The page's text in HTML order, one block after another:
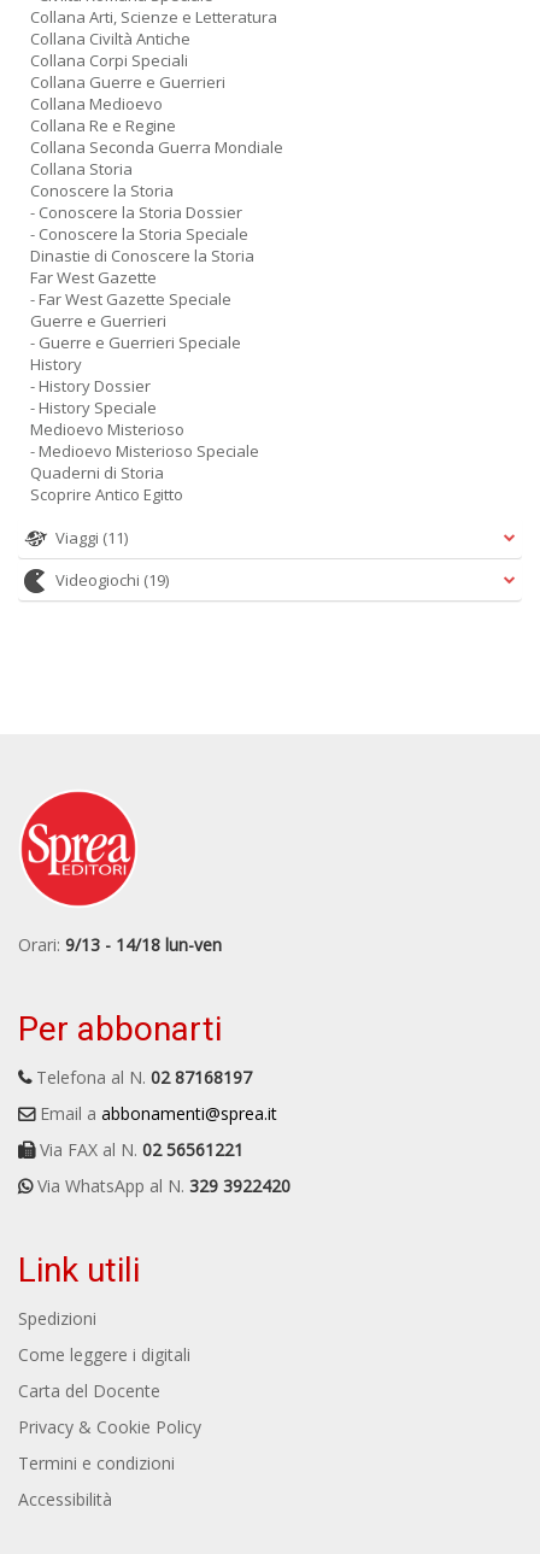
Collana Arti, Scienze e Letteratura
Collana Civiltà Antiche
Collana Corpi Speciali
Collana Guerre e Guerrieri
Collana Medioevo
Collana Re e Regine
Collana Seconda Guerra Mondiale
Collana Storia
Conoscere la Storia
- Conoscere la Storia Dossier
- Conoscere la Storia Speciale
Dinastie di Conoscere la Storia
Far West Gazette
- Far West Gazette Speciale
Guerre e Guerrieri
- Guerre e Guerrieri Speciale
History
- History Dossier
- History Speciale
Medioevo Misterioso
- Medioevo Misterioso Speciale
Quaderni di Storia
Scoprire Antico Egitto
Viaggi (11)
Videogiochi (19)
Orari: 9/13 - 14/18 lun-ven
Per abbonarti
Telefona al N. 02 87168197
Email a abbonamenti@sprea.it
Via FAX al N. 02 56561221
Via WhatsApp al N. 329 3922420
Link utili
Spedizioni
Come leggere i digitali
Carta del Docente
Privacy & Cookie Policy
Termini e condizioni
Accessibilità